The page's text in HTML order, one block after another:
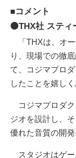
■コメント
⚫THX社 スティ
「THXは、オー
り、現場での徹
て、コジマプロ
したことを嬉しく
コジマプロダク
ジオを設計し、
優れた音質の開発
スタジオはゲー